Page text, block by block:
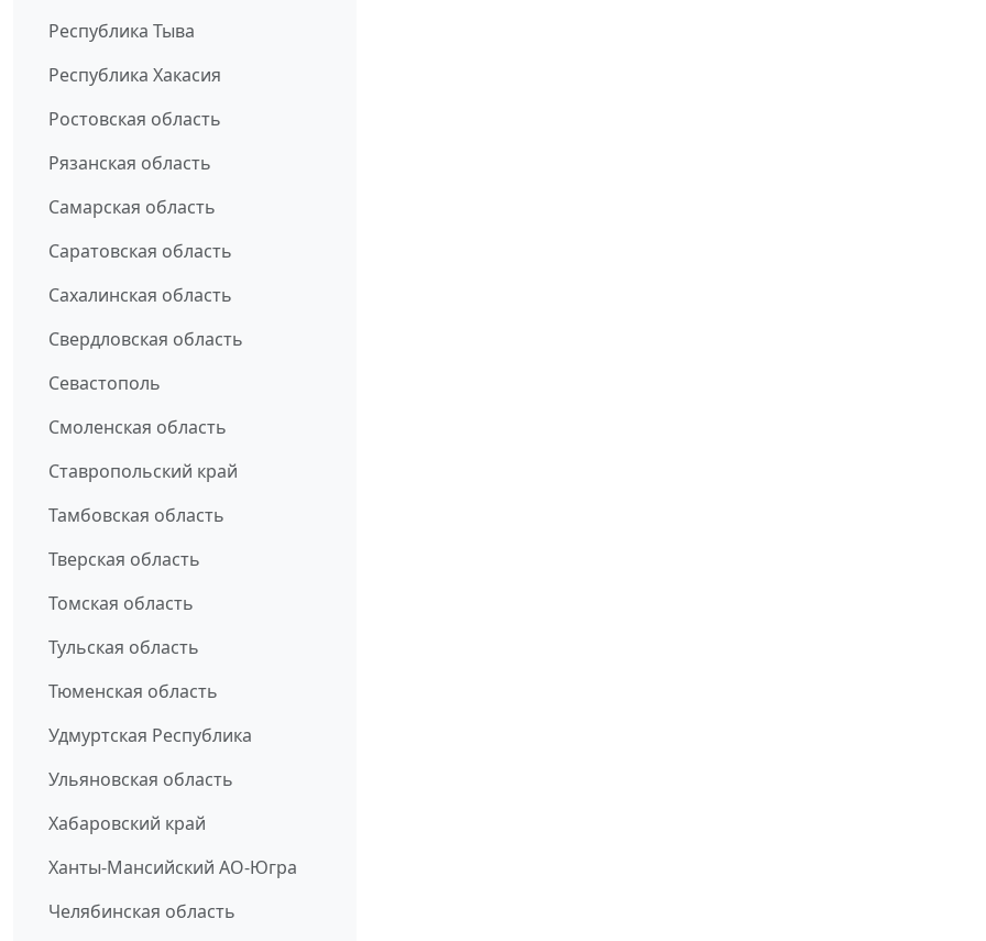
Республика Тыва
Республика Хакасия
Ростовская область
Рязанская область
Самарская область
Саратовская область
Сахалинская область
Свердловская область
Севастополь
Смоленская область
Ставропольский край
Тамбовская область
Тверская область
Томская область
Тульская область
Тюменская область
Удмуртская Республика
Ульяновская область
Хабаровский край
Ханты-Мансийский АО-Югра
Челябинская область